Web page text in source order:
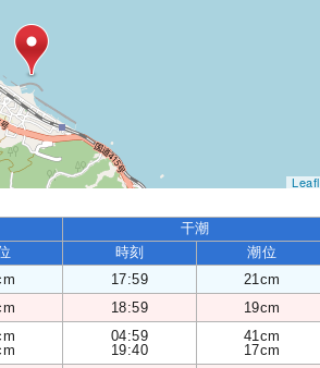
干潮
時刻
潮位
17:59 21cm
18:59 19cm
04:59
19:40
41cm
17cm